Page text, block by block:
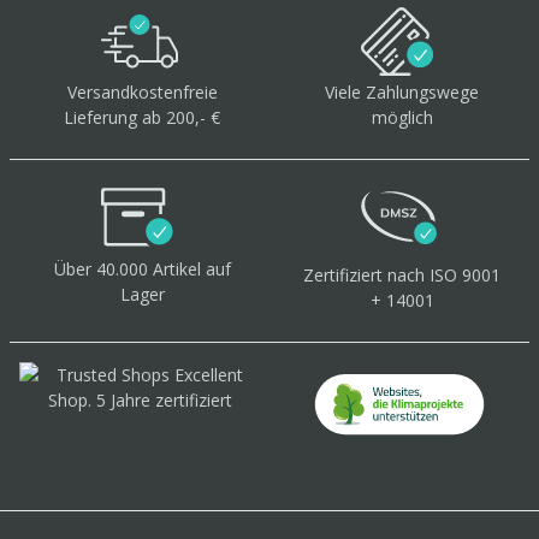
Versandkostenfreie
Lieferung ab 200,- €
Viele Zahlungswege
möglich
Über 40.000 Artikel auf
Lager
Zertifiziert nach ISO 9001
+ 14001